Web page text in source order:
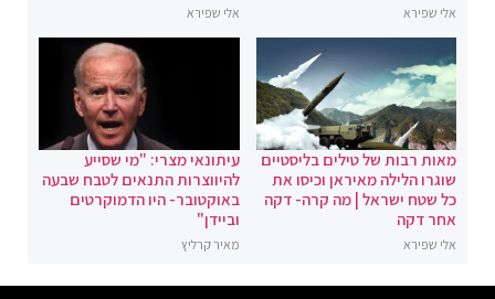
אלי שפירא אלי שפירא
מאות רבות של טילים בליסטיים
שוגרו הלילה מאיראן וכיסו את
כל שטח ישראל | מה קרה- דקה
אחר דקה
אלי שפירא
עיתונאי מצרי: "מי שסייע
להיווצרות התנאים לטבח שבעה
באוקטובר- היו הדמוקרטים
וביידן"
מאיר קרליץ